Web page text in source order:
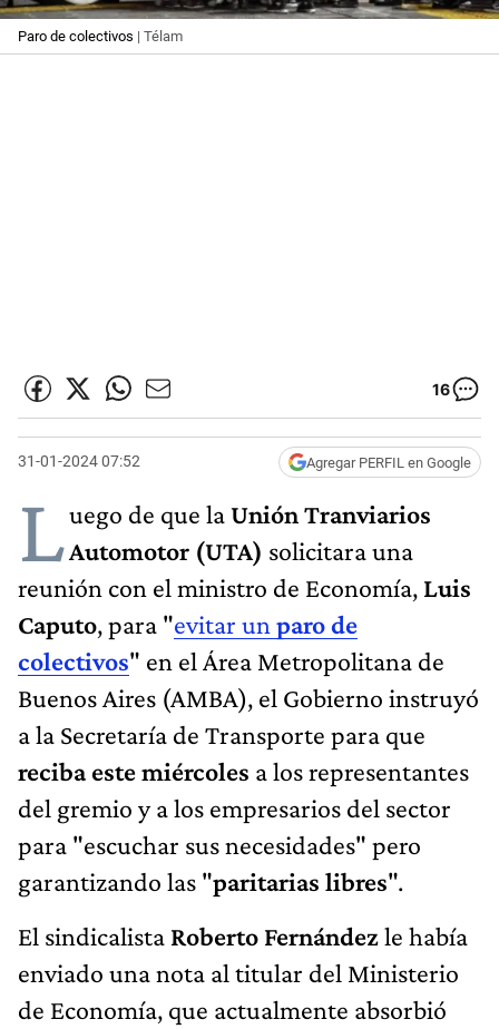
Paro de colectivos | Télam
16
31-01-2024 07:52 Agregar PERFIL en Google
Luego de que laUnión Tranviarios
Automotor (UTA) solicitara una
reunión con el ministro de Economía, Luis
Caputo, para "evitar un paro de
colectivos" en el Área Metropolitana de
Buenos Aires (AMBA), el Gobierno instruyó
a la Secretaría de Transporte para que
reciba este miércoles a los representantes
del gremio y a los empresarios del sector
para "escuchar sus necesidades" pero
garantizando las "paritarias libres".
El sindicalista Roberto Fernándezle había
enviado una nota al titular del Ministerio
de Economía, que actualmente absorbió